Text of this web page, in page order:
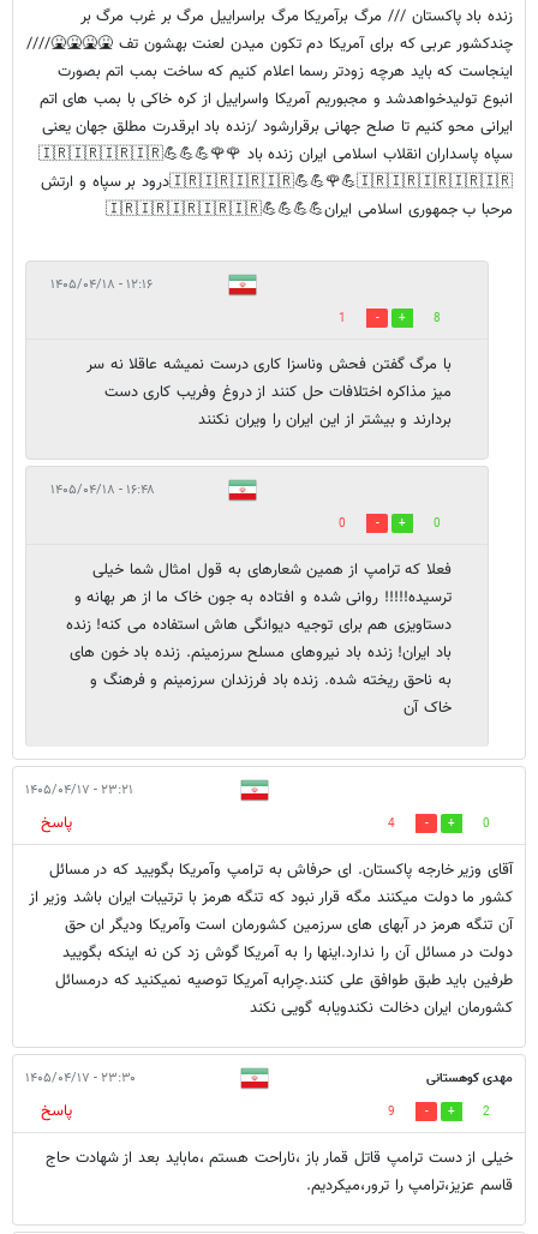
زنده باد پاکستان /// مرگ برآمریکا مرگ براسراییل مرگ بر غرب مرگ بر
چندکشور عربی که برای آمریکا دم تکون میدن لعنت بهشون تف 🤮🤮🤮🤮////
اینجاست که باید هرچه زودتر رسما اعلام کنیم که ساخت بمب اتم بصورت
انبوع تولیدخواهدشد و مجبوریم آمریکا واسراییل از کره خاکی با بمب های اتم
ایرانی محو کنیم تا صلح جهانی برقرارشود /زنده باد ابرقدرت مطلق جهان یعنی
سپاه پاسداران انقلاب اسلامی ایران زنده باد 🌹🌹💪💪💪🇮🇷🇮🇷🇮🇷🇮🇷
🇮🇷🇮🇷🇮🇷🇮🇷💪💪🌹💪🇮🇷🇮🇷🇮🇷🇮🇷🇮🇷درود بر سپاه و ارتش
مرحبا ب جمهوری اسلامی ایران💪💪💪💪🇮🇷🇮🇷🇮🇷🇮🇷🇮🇷
۱۲:۱۶ - ۱۴۰۵/۰۴/۱۸
8
1
با مرگ گفتن فحش وناسزا کاری درست نمیشه عاقلا نه سر
میز مذاکره اختلافات حل کنند از دروغ وفریب کاری دست
بردارند و بیشتر از این ایران را ویران نکنند
۱۶:۴۸ - ۱۴۰۵/۰۴/۱۸
0
0
فعلا که ترامپ از همین شعارهای به قول امثال شما خیلی
ترسیده!!!!! روانی شده و افتاده به جون خاک ما از هر بهانه و
دستاویزی هم برای توجیه دیوانگی هاش استفاده می کنه! زنده
باد ایران! زنده باد نیروهای مسلح سرزمینم. زنده باد خون های
به ناحق ریخته شده. زنده باد فرزندان سرزمینم و فرهنگ و
خاک آن
۲۳:۲۱ - ۱۴۰۵/۰۴/۱۷
0
4
پاسخ
آقای وزیر خارجه پاکستان. ای حرفاش به ترامپ وآمریکا بگویید که در مسائل
کشور ما دولت میکنند مگه قرار نبود که تنگه هرمز با ترتیبات ایران باشد وزیر از
آن تنگه هرمز در آبهای های سرزمین کشورمان است وآمریکا ودیگر ان حق
دولت در مسائل آن را ندارد.اینها را به آمریکا گوش زد کن نه اینکه بگویید
طرفین باید طبق طوافق علی کنند.چرابه آمریکا توصیه نمیکنید که درمسائل
کشورمان ایران دخالت نکندویابه گویی نکند
مهدی کوهستانی ۲۳:۳۰ - ۱۴۰۵/۰۴/۱۷
2
9
پاسخ
خیلی از دست ترامپ قاتل قمار باز ،ناراحت هستم ،ماباید بعد از شهادت حاج
قاسم عزیز،ترامپ را ترور،میکردیم.